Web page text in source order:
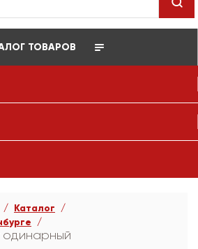
ТОВАРОВ
Каталог
одинарный